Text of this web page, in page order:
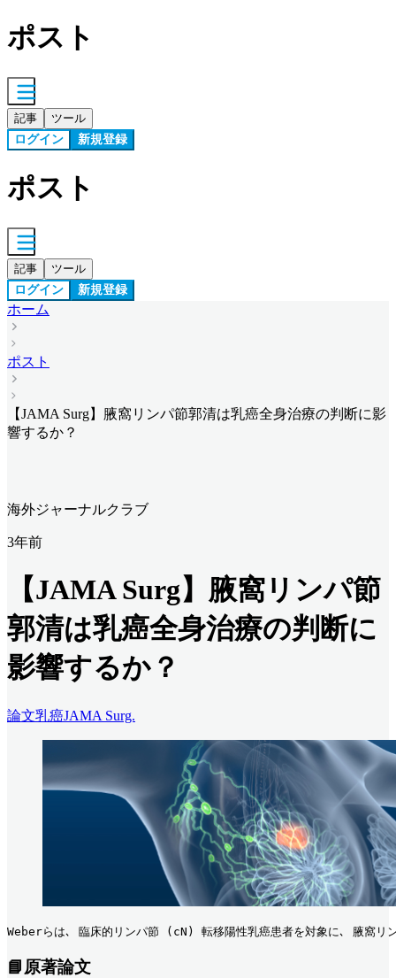
ポスト
記事 ツール
ログイン 新規登録
ポスト
記事 ツール
ログイン 新規登録
ホーム
ポスト
【JAMA Surg】腋窩リンパ節郭清は乳癌全身治療の判断に影
響するか？
海外ジャーナルクラブ
3年前
【JAMA Surg】腋窩リンパ節
郭清は乳癌全身治療の判断に
影響するか？
論文乳癌JAMA Surg.
Weberらは､ 臨床的リンパ節 (cN) 転移陽性乳癌患者を対象に､ 腋窩
📘原著論文